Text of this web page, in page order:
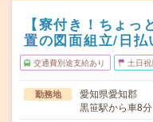
【寮付き！ちょ
置の図面組立/日払
交通費別途支給あり 土日
勤務地
愛知県愛知郡
黒笹駅から車8分